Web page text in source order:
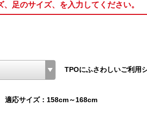
足のサイズ、を入力してください。
TPOにふさわしいご利用
適応サイズ：158cm～168cm